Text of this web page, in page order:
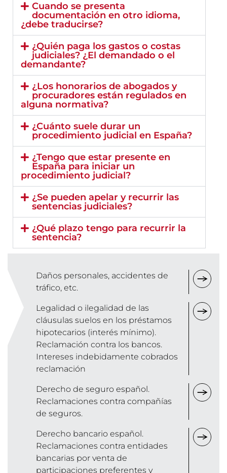
Cuando se presenta
documentación en otro idioma,
¿debe traducirse?
¿Quién paga los gastos o costas
judiciales? ¿El demandado o el
demandante?
¿Los honorarios de abogados y
procuradores están regulados en
alguna normativa?
¿Cuánto suele durar un
procedimiento judicial en España?
¿Tengo que estar presente en
España para iniciar un
procedimiento judicial?
¿Se pueden apelar y recurrir las
sentencias judiciales?
¿Qué plazo tengo para recurrir la
sentencia?
Daños personales, accidentes de
tráfico, etc.
Legalidad o ilegalidad de las
cláusulas suelos en los préstamos
hipotecarios (interés mínimo).
Reclamación contra los bancos.
Intereses indebidamente cobrados
reclamación
Derecho de seguro español.
Reclamaciones contra compañías
de seguros.
Derecho bancario español.
Reclamaciones contra entidades
bancarias por venta de
participaciones preferentes y